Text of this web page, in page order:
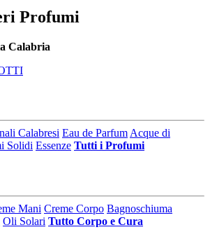
Profumi
Calabria
Calabresi Eau de ParfumAcque di
Solidi Essenze Tutti i Profumi
Mani Creme Corpo Bagnoschiuma
Oli Solari Tutto Corpo e Cura